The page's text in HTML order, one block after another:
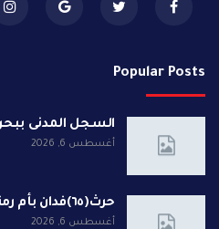
Popular Posts
السجل المدنى
أغسطس 6, 2026
حرث(٦٥)فدان بأم رمته يدعم من الزكاة بالمحلية
أغسطس 6, 2026